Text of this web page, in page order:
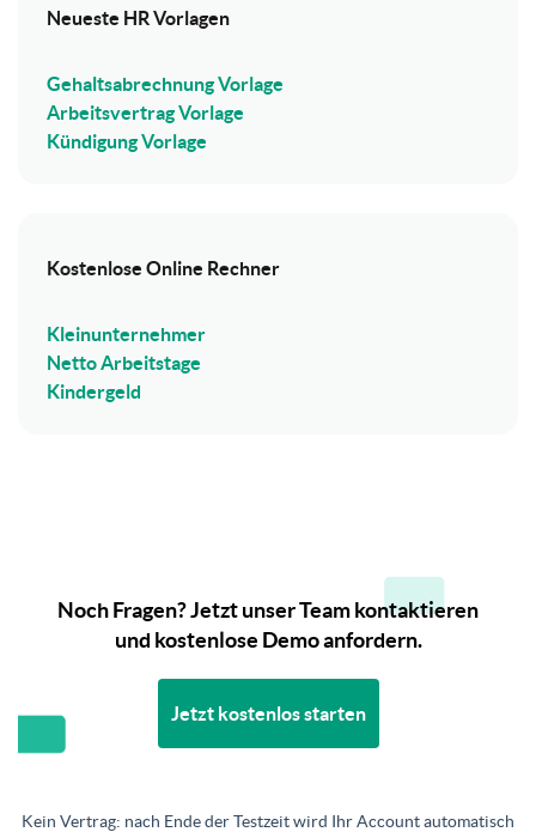
Neueste HR Vorlagen
Gehaltsabrechnung Vorlage
Arbeitsvertrag Vorlage
Kündigung Vorlage
Kostenlose Online Rechner
Kleinunternehmer
Netto Arbeitstage
Kindergeld
Noch Fragen? Jetzt unser Team kontaktieren
und kostenlose Demo anfordern.
Jetzt kostenlos starten
Kein Vertrag: nach Ende der Testzeit wird Ihr Account automatisch